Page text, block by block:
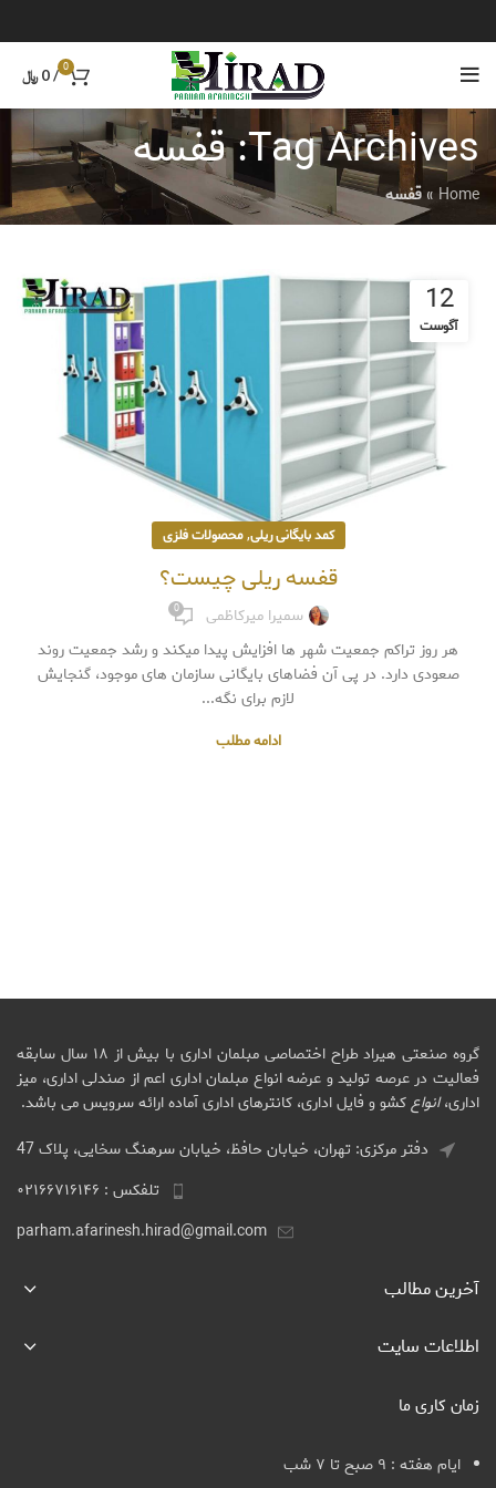
0
/
0 ﷼
Tag Archives: قفسه
Home
»قفسه
12
آگوست
کمد بایگانی ریلی,محصولات فلزی
قفسه ریلی چیست؟
سمیرا میرکاظمی 0
هر روز تراکم جمعیت شهر ها افزایش پیدا میکند و رشد جمعیت روند
صعودی دارد. در پی آن فضاهای بایگانی سازمان های موجود، گنجایش
لازم برای نگه...
ادامه مطلب
گروه صنعتی هیراد طراح اختصاصی مبلمان اداری با بیش از ۱۸ سال سابقه
فعالیت در عرصه تولید و عرضه انواع مبلمان اداری اعم از صندلی اداری، میز
اداری،انواعکشو و فایل اداری، کانترهای اداری آماده ارائه سرویس می باشد.
دفتر مرکزی: تهران، خیابان حافظ، خیابان سرهنگ سخایی، پلاک 47
تلفکس : ۰۲۱۶۶۷۱۶۱۴۶
parham.afarinesh.hirad@gmail.com
آخرین مطالب
اطلاعات سایت
زمان کاری ما
ایام هفته : ۹ صبح تا ۷ شب